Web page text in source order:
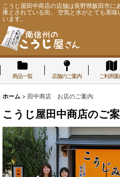
こうじ屋田中商店の店舗は長野県飯田市に
庫とされている街。 空気と水がとても美
います。
商品一覧 店舗のご案内 ご利用
ホーム > 田中商店 お店のご案内
こうじ屋田中商店のご